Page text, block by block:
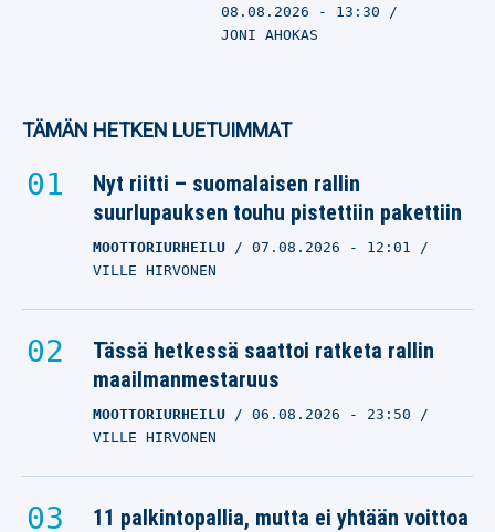
08.08.2026 - 13:30
JONI AHOKAS
TÄMÄN HETKEN LUETUIMMAT
Nyt riitti – suomalaisen rallin
suurlupauksen touhu pistettiin pakettiin
MOOTTORIURHEILU 07.08.2026 - 12:01
VILLE HIRVONEN
Tässä hetkessä saattoi ratketa rallin
maailmanmestaruus
MOOTTORIURHEILU 06.08.2026 - 23:50
VILLE HIRVONEN
11 palkintopallia, mutta ei yhtään voittoa